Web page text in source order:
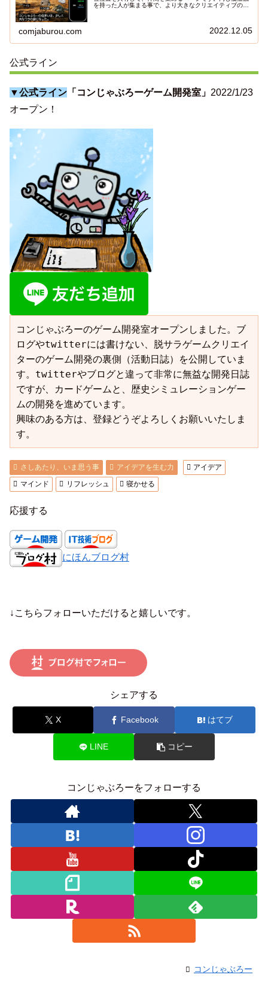
を持った人が集まる事で、より大きなクリエイティブの流
comjaburou.com 2022.12.05
公式ライン
▼公式ライン 「コンじゃぶろーゲーム開発室」 2022/1/23
オープン！
コンじゃぶろーのゲーム開発室オープンしました。ブ
ログやtwitterには書けない、脱サラゲームクリエイ
ターのゲーム開発の裏側（活動日誌）を公開していま
す。twitterやブログと違って非常に無益な開発日誌
ですが、カードゲームと、歴史シミュレーションゲー
ムの開発を進めています。
興味のある方は、登録どうぞよろしくお願いいたしま
す。
さしあたり、いま思う事 アイデアを生む力
アイデア
マインド
リフレッシュ 寝かせる
応援する
にほんブログ村
↓こちらフォローいただけると嬉しいです。
シェアする
X Facebook はてブ
LINE コピー
コンじゃぶろーをフォローする
コンじゃぶろー